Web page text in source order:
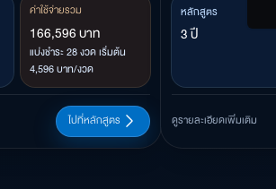
ค่าใช้จ่ายรวม
166,596 บาท
แบ่งชำระ 28 งวด เริ่มต้น
4,596 บาท/งวด
ไปที่หลักสูตร
หลักสูตร
3 ปี
ดูรายละเอียดเพิ่มเติม